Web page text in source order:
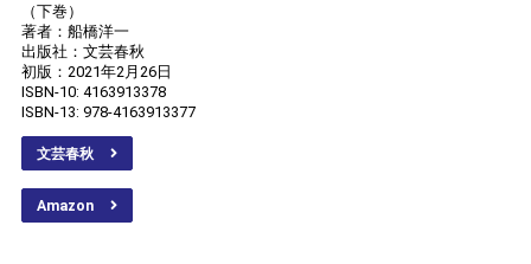
（下巻）
著者：船橋洋一
出版社：文芸春秋
初版：2021年2月26日
ISBN-10: 4163913378
ISBN-13: 978-4163913377
文芸春秋
Amazon